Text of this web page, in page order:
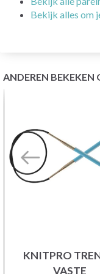
Bekijk alles om
ANDEREN BEKEKEN
KNITPRO
VASTE